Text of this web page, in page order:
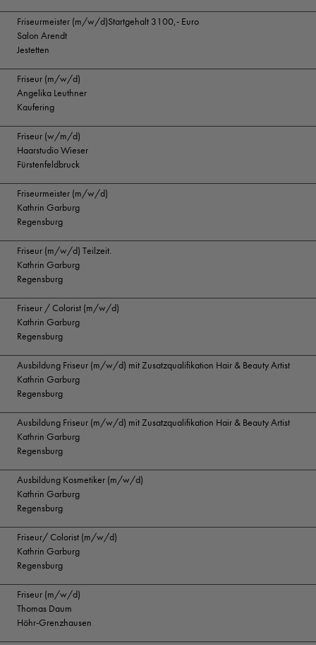
Friseurmeister (m/w/d)Startgehalt 3100,- Euro
Salon Arendt
Jestetten
Friseur (m/w/d)
Angelika Leuthner
Kaufering
Friseur (w/m/d)
Haarstudio Wieser
Fürstenfeldbruck
Friseurmeister (m/w/d)
Kathrin Garburg
Regensburg
Friseur (m/w/d) Teilzeit.
Kathrin Garburg
Regensburg
Friseur / Colorist (m/w/d)
Kathrin Garburg
Regensburg
Ausbildung Friseur (m/w/d) mit Zusatzqualifikation Hair & Beauty Artist
Kathrin Garburg
Regensburg
Ausbildung Friseur (m/w/d) mit Zusatzqualifikation Hair & Beauty Artist
Kathrin Garburg
Regensburg
Ausbildung Kosmetiker (m/w/d)
Kathrin Garburg
Regensburg
Friseur/ Colorist (m/w/d)
Kathrin Garburg
Regensburg
Friseur (m/w/d)
Thomas Daum
Höhr-Grenzhausen